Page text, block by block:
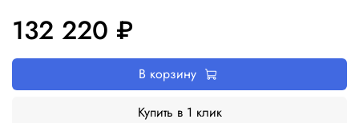
132 220 ₽
В корзину
Купить в 1 клик